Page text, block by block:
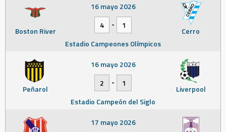
Boston River Cerro
16 mayo 2026
4
-
1
Estadio Campeones Olímpicos
Peñarol Liverpool
16 mayo 2026
2
-
1
Estadio Campeón del Siglo
17 mayo 2026